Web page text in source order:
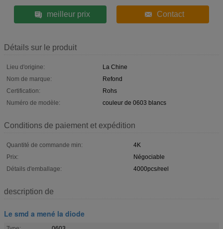
meilleur prix Contact
Détails sur le produit
Lieu d'origine:
La Chine
Nom de marque:
Refond
Certification:
Rohs
Numéro de modèle:
couleur de 0603 blancs
Conditions de paiement et expédition
Quantité de commande min:
4K
Prix:
Négociable
Détails d'emballage:
4000pcs/reel
description de
Le smd a mené la diode